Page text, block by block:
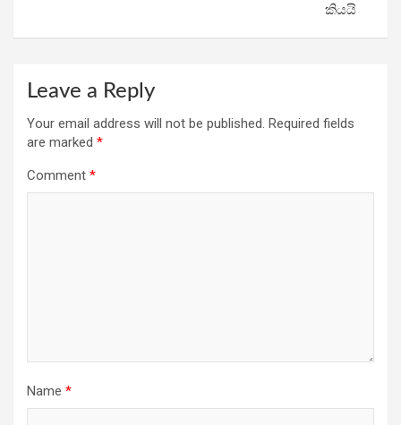
කියයි
Leave a Reply
Your email address will not be published. Required fields
are marked *
Comment *
Name *